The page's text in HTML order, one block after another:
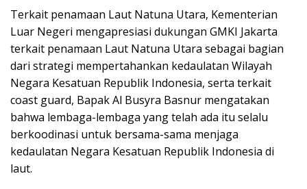
Terkait penamaan Laut Natuna Utara, Kementerian
Luar Negeri mengapresiasi dukungan GMKI Jakarta
terkait penamaan Laut Natuna Utara sebagai bagian
dari strategi mempertahankan kedaulatan Wilayah
Negara Kesatuan Republik Indonesia, serta terkait
coast guard, Bapak Al Busyra Basnur mengatakan
bahwa lembaga-lembaga yang telah ada itu selalu
berkoodinasi untuk bersama-sama menjaga
kedaulatan Negara Kesatuan Republik Indonesia di
laut.